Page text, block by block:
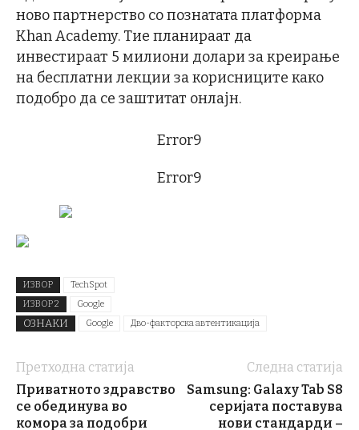
ново партнерство со познатата платформа
Khan Academy. Тие планираат да
инвестираат 5 милиони долари за креирање
на бесплатни лекции за корисниците како
подобро да се заштитат онлајн.
Error9
Error9
ИЗВОР
TechSpot
ИЗВОР 2
Google
ОЗНАКИ Google Дво-факторска автентикација
Претходна статија
Приватното здравство
се обединува во
комора за подобри
Следна статија
Samsung: Galaxy Tab S8
серијата поставува
нови стандарди –